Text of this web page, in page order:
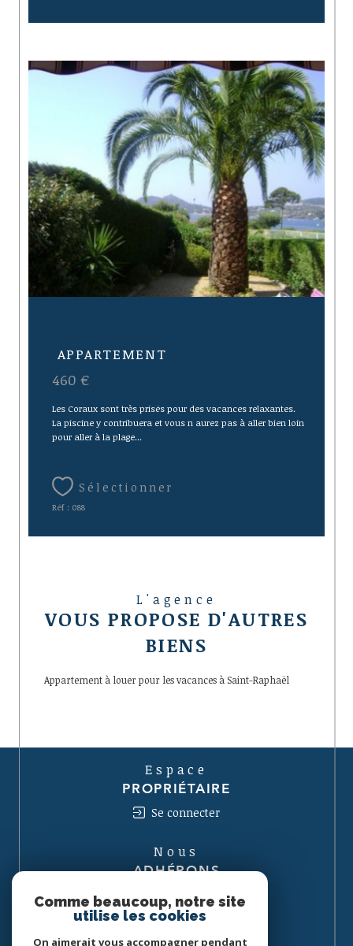
APPARTEMENT
460 €
Les Coraux sont très prisés pour des vacances relaxantes.
La piscine y contribuera et vous n aurez pas à aller bien loin
pour aller à la plage...
Sélectionner
Réf : 088
L'agence
VOUS PROPOSE D'AUTRES
BIENS
Appartement à louer pour les vacances à Saint-Raphaël
Espace
PROPRIÉTAIRE
Se connecter
Nous
ADHÉRONS
Comme beaucoup, notre site
utilise les cookies
On aimerait vous accompagner pendant